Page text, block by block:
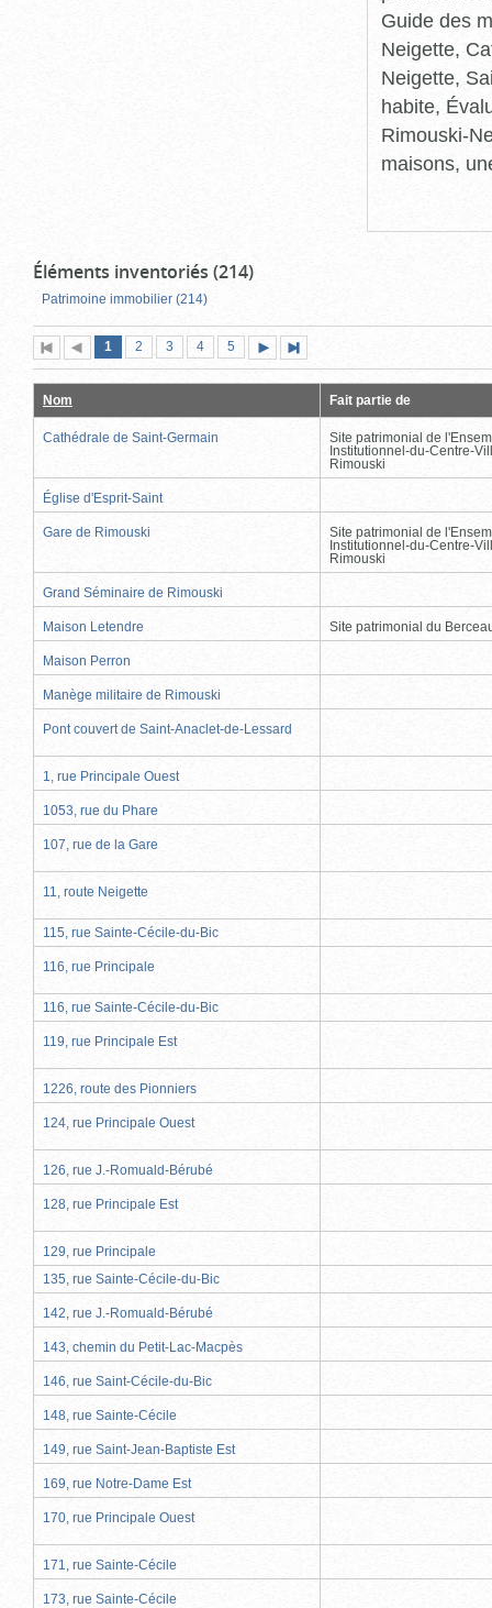
Guide des
Neigette,
Neigette,
habite,
Rimouski-
maisons,
Éléments inventoriés (214)
Patrimoine immobilier (214)
Première
page
Page
précédente
Page
1 (page
actuelle)
Page
2 Page
3 Page
4 Page
5
suivante
page
Nom Fait partie de
Cathédrale de Saint-Germain
Site patrimonial de
Institutionnel-du-Centre-
Rimouski
Église d'Esprit-Saint
Gare de Rimouski
Site patrimonial de
Institutionnel-du-Centre-
Rimouski
Grand Séminaire de Rimouski
Maison Letendre Site patrimonial du
Maison Perron
Manège militaire de Rimouski
Pont couvert de Saint-Anaclet-de-Lessard
1, rue Principale Ouest
1053, rue du Phare
107, rue de la Gare
11, route Neigette
115, rue Sainte-Cécile-du-Bic
116, rue Principale
116, rue Sainte-Cécile-du-Bic
119, rue Principale Est
1226, route des Pionniers
124, rue Principale Ouest
126, rue J.-Romuald-Bérubé
128, rue Principale Est
129, rue Principale
135, rue Sainte-Cécile-du-Bic
142, rue J.-Romuald-Bérubé
143, chemin du Petit-Lac-Macpès
146, rue Saint-Cécile-du-Bic
148, rue Sainte-Cécile
149, rue Saint-Jean-Baptiste Est
169, rue Notre-Dame Est
170, rue Principale Ouest
171, rue Sainte-Cécile
173, rue Sainte-Cécile